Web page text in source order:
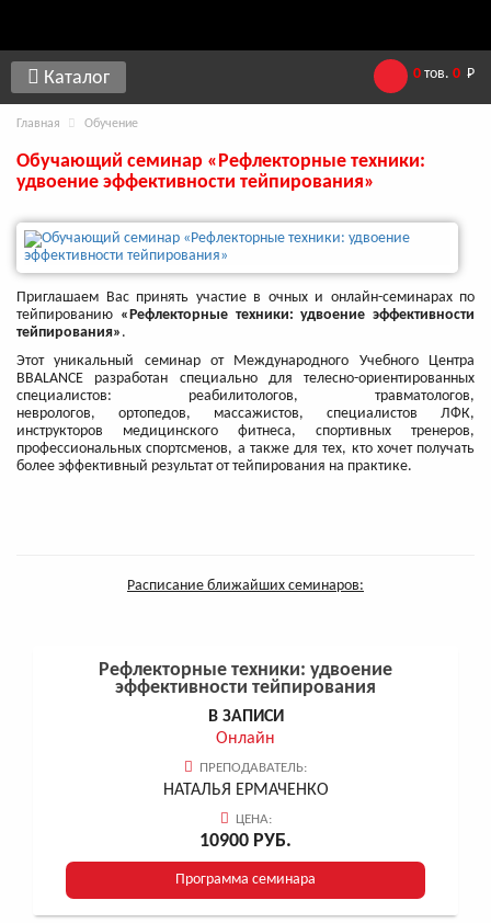
Каталог 0 тов. 0 Р
Главная Обучение
Обучающий семинар «Рефлекторные техники:
удвоение эффективности тейпирования»
Приглашаем Вас принять участие в очных и онлайн-семинарах по
тейпированию «Рефлекторные техники: удвоение эффективности
тейпирования» .
Этот уникальный семинар от Международного Учебного Центра
BBALANCE разработан специально для телесно-ориентированных
специалистов: реабилитологов, травматологов,
неврологов, ортопедов, массажистов, специалистов ЛФК,
инструкторов медицинского фитнеса, спортивных тренеров,
профессиональных спортсменов, а также для тех, кто хочет получать
более эффективный результат от тейпирования на практике.
Расписание ближайших семинаров:
Рефлекторные техники: удвоение
эффективности тейпирования
В ЗАПИСИ
Онлайн
ПРЕПОДАВАТЕЛЬ:
НАТАЛЬЯ ЕРМАЧЕНКО
ЦЕНА:
10900 РУБ.
Программа семинара